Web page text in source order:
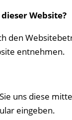
Website?
den
entnehmen.
uns diese
eingeben.